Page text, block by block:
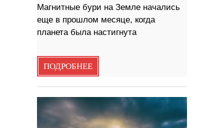
Магнитные бури на Земле начались
еще в прошлом месяце, когда
планета была настигнута
ПОДРОБНЕЕ